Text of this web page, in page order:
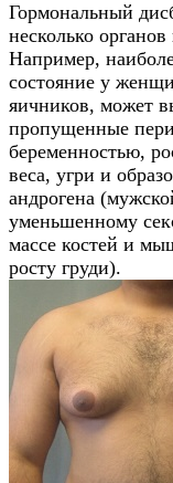
Гормональный
несколько
Например,
состояние у
яичников, может
пропущенные
беременностью,
веса, угри и
андрогена
уменьшенному
массе костей и
росту груди).